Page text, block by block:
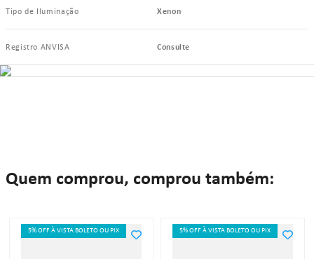
Tipo de Iluminação Xenon
Registro ANVISA Consulte
Quem comprou, comprou também:
5% OFF À VISTA BOLETO OU PIX 5% OFF À VISTA BOLETO OU PIX